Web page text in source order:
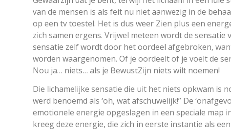
van de mensen is als feit nu niet aanwezig in de
op een tv toestel. Het is dus weer Zien plus een
zich samen ergens. Vrijwel meteen wordt de sensatie
sensatie zelf wordt door het oordeel afgebroken,
worden waargenomen. Of je oordeelt of je voelt de
Nou ja… niets… als je BewustZijn niets wilt noemen!
Die lichamelijke sensatie die uit het niets opkwam is
werd benoemd als ‘oh, wat afschuwelijk!” De
emotionele energie opgeslagen in een speciale map
kreeg deze energie, die zich in eerste instantie als